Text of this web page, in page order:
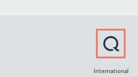
International